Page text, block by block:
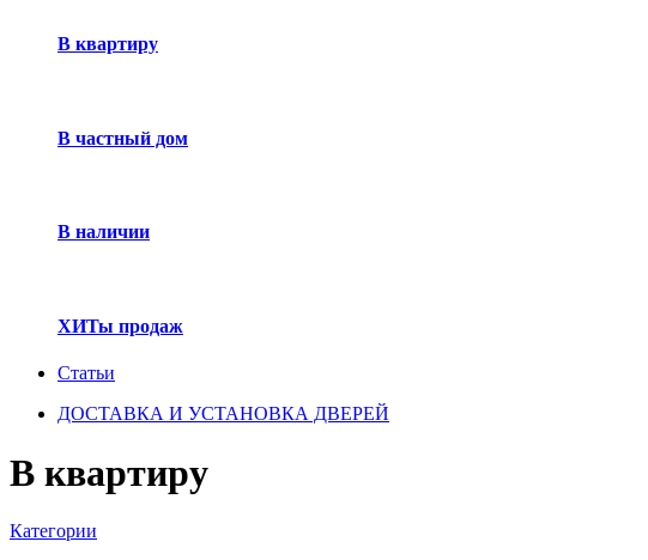
В квартиру
В частный дом
В наличии
ХИТы продаж
Статьи
ДОСТАВКА И УСТАНОВКА ДВЕРЕЙ
В квартиру
Категории